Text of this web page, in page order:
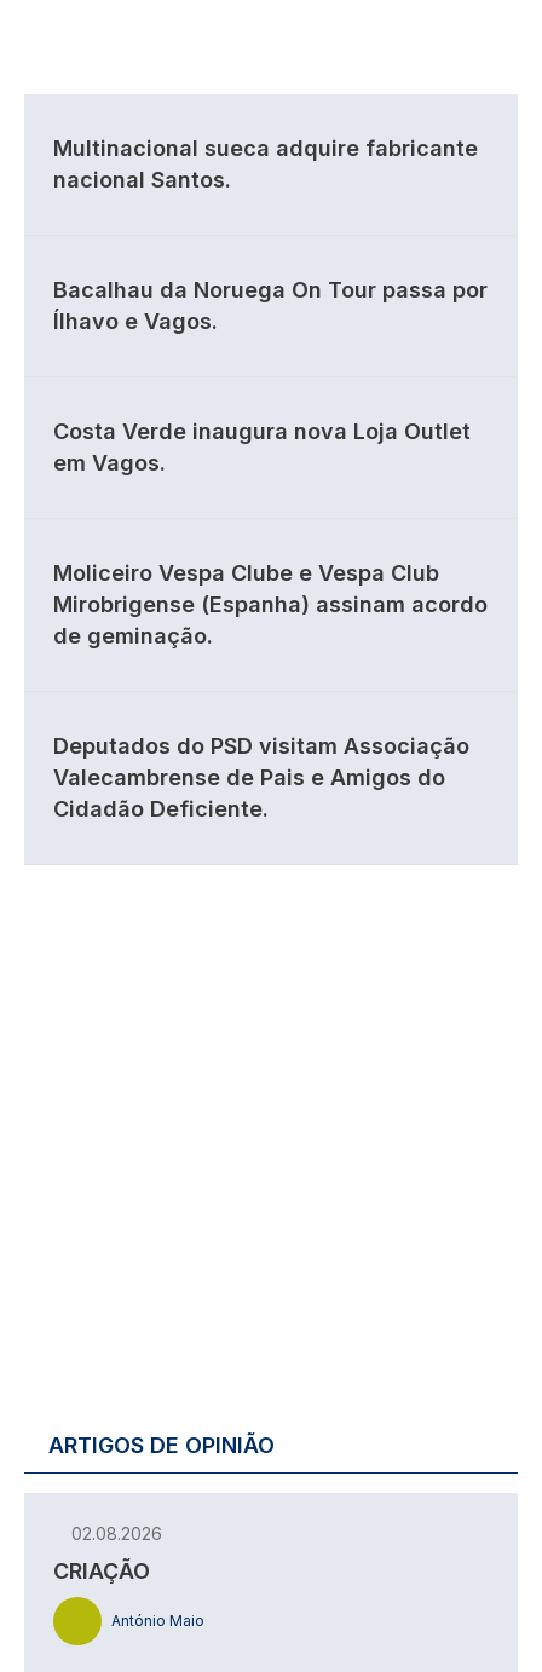
Multinacional sueca adquire fabricante
nacional Santos.
Bacalhau da Noruega On Tour passa por
Ílhavo e Vagos.
Costa Verde inaugura nova Loja Outlet
em Vagos.
Moliceiro Vespa Clube e Vespa Club
Mirobrigense (Espanha) assinam acordo
de geminação.
Deputados do PSD visitam Associação
Valecambrense de Pais e Amigos do
Cidadão Deficiente.
ARTIGOS DE OPINIÃO
02.08.2026
CRIAÇÃO
António Maio